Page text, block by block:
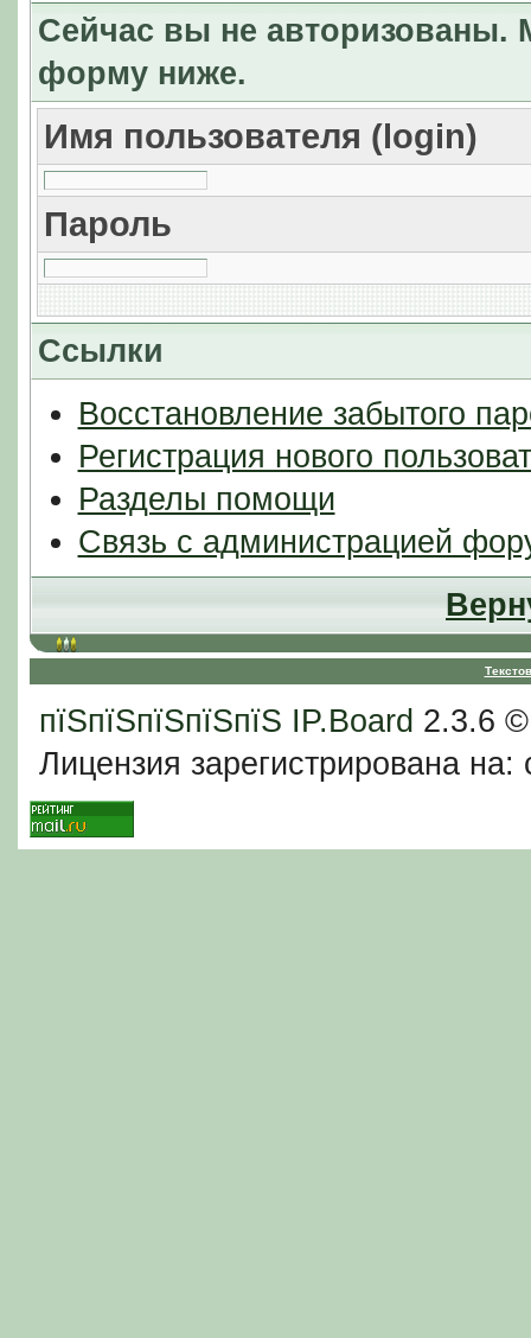
Сейчас вы не авторизованы.
форму ниже.
Имя пользователя (login)
Пароль
Ссылки
Восстановление забытого
Регистрация нового
Разделы помощи
Связь с администрацией
пїЅпїЅпїЅпїЅпїЅ IP.Board 2.3.6
Лицензия зарегистрирована